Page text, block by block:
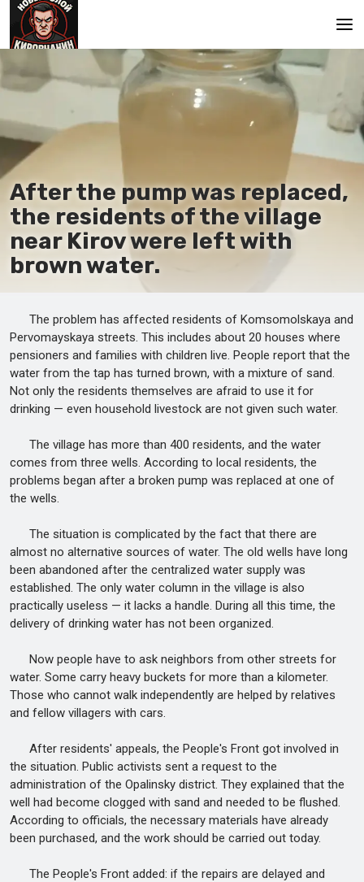
Main
After the pump was replaced,
the residents of the village
near Kirov were left with
brown water.
The problem has affected residents of Komsomolskaya and
Pervomayskaya streets. This includes about 20 houses where
pensioners and families with children live. People report that the
water from the tap has turned brown, with a mixture of sand.
Not only the residents themselves are afraid to use it for
drinking — even household livestock are not given such water.
The village has more than 400 residents, and the water
comes from three wells. According to local residents, the
problems began after a broken pump was replaced at one of
the wells.
The situation is complicated by the fact that there are
almost no alternative sources of water. The old wells have long
been abandoned after the centralized water supply was
established. The only water column in the village is also
practically useless — it lacks a handle. During all this time, the
delivery of drinking water has not been organized.
Now people have to ask neighbors from other streets for
water. Some carry heavy buckets for more than a kilometer.
Those who cannot walk independently are helped by relatives
and fellow villagers with cars.
After residents' appeals, the People's Front got involved in
the situation. Public activists sent a request to the
administration of the Opalinsky district. They explained that the
well had become clogged with sand and needed to be flushed.
According to officials, the necessary materials have already
been purchased, and the work should be carried out today.
The People's Front added: if the repairs are delayed and